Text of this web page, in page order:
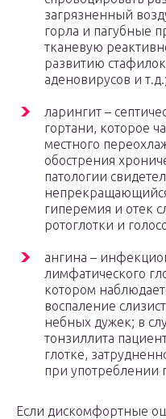
загрязненный
горла и пагубные
тканевую
развитию
аденовирусов и т.д.;
ларингит –
гортани, которое
местного
обострения
патологии
непрекращающийся
гиперемия и отек
ротоглотки и
ангина –
лимфатического
котором
воспаление
небных дужек; в
тонзиллита
глотке,
при употреблении
Если дискомфортные